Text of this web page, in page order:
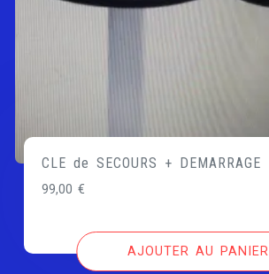
CLE de SECOURS + DEMARRAGE
99,00€
AJOUTER AU PANIER